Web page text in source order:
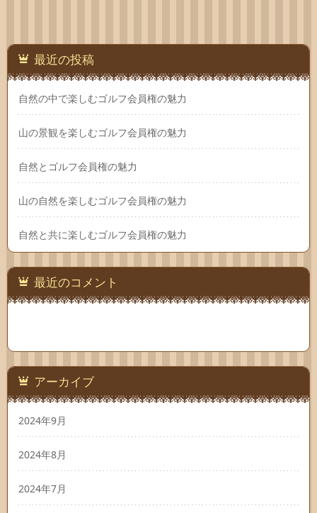
最近の投稿
自然の中で楽しむゴルフ会員権の魅力
山の景観を楽しむゴルフ会員権の魅力
自然とゴルフ会員権の魅力
山の自然を楽しむゴルフ会員権の魅力
自然と共に楽しむゴルフ会員権の魅力
最近のコメント
アーカイブ
2024年9月
2024年8月
2024年7月